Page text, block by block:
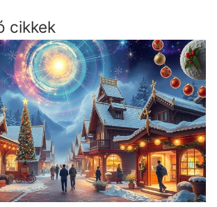
cikkek